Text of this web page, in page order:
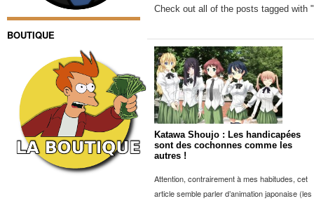
BOUTIQUE
Check out all of the posts tagged with
Katawa Shoujo : Les handicapées
sont des cochonnes comme les
autres !
Attention, contrairement à mes habitudes, cet
article semble parler d’animation japonaise (les